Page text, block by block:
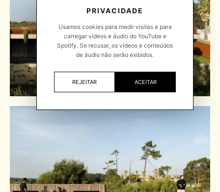
PRIVACIDADE
Usamos cookies para medir visitas e para
carregar vídeos e áudio do YouTube e
Spotify. Se recusar, os vídeos e conteúdos
de áudio não serão exibidos.
REJEITAR ACEITAR